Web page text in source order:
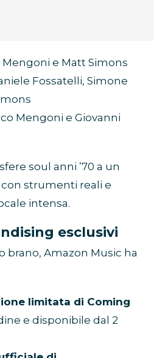
e Matt Simons
Fossatelli, Simone
Mengoni e Giovanni
soul anni ’70 a un
strumenti reali e
intensa.
esclusivi
brano, Amazon Music ha
limitata di Coming
e disponibile dal 2